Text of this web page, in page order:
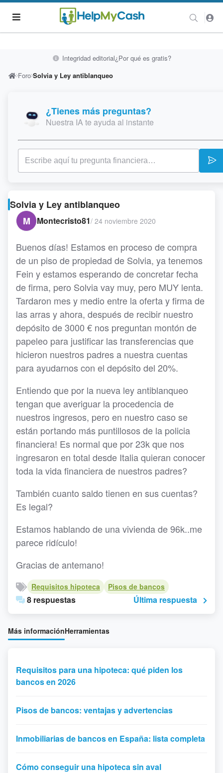
Integridad editorial¿Por qué es gratis?
Foro Solvia y Ley antiblanqueo
¿Tienes más preguntas?
Nuestra IA te ayuda al instante
Solvia y Ley antiblanqueo
M
Montecristo81/ 24 noviembre 2020
Buenos días! Estamos en proceso de compra
de un piso de propiedad de Solvia, ya tenemos
Fein y estamos esperando de concretar fecha
de firma, pero Solvia vay muy, pero MUY lenta.
Tardaron mes y medio entre la oferta y firma de
las arras y ahora, después de recibir nuestro
depósito de 3000 € nos preguntan montón de
papeleo para justificar las transferencias que
hicieron nuestros padres a nuestra cuentas
para ayudarnos con el depósito del 20%.
Entiendo que por la nueva ley antiblanqueo
tengan que averiguar la procedencia de
nuestros ingresos, pero en nuestro caso se
están portando más puntillosos de la policia
financiera! Es normal que por 23k que nos
ingresaron en total desde Italia quieran conocer
toda la vida financiera de nuestros padres?
También cuanto saldo tienen en sus cuentas?
Es legal?
Estamos hablando de una vivienda de 96k..me
parece ridículo!
Gracias de antemano!
Requisitos hipoteca Pisos de bancos
8 respuestas Última respuesta
Más informaciónHerramientas
Requisitos para una hipoteca: qué piden los
bancos en 2026
Pisos de bancos: ventajas y advertencias
Inmobiliarias de bancos en España: lista completa
Cómo conseguir una hipoteca sin aval